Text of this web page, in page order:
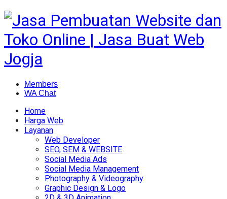
Members
WA Chat
Home
Harga Web
Layanan
Web Developer
SEO, SEM & WEBSITE
Social Media Ads
Social Media Management
Photography & Videography
Graphic Design & Logo